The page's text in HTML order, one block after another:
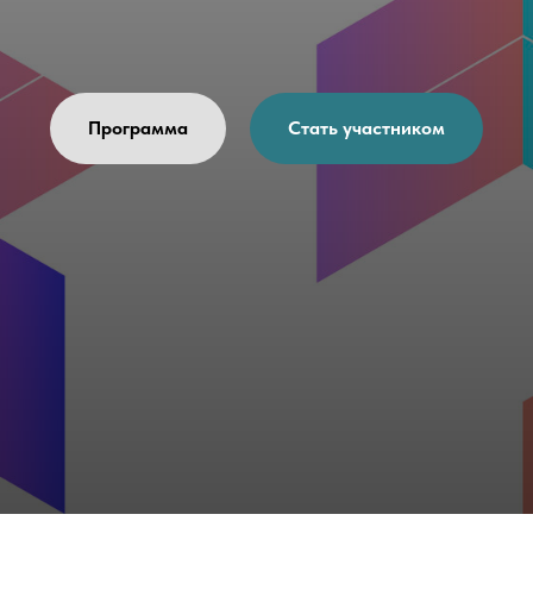
Программа Стать участником